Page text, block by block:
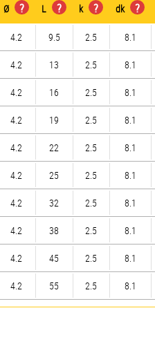
Ø ? L ? k ? dk ?
4.2 9.5 2.5 8.1
4.2 13 2.5 8.1
4.2 16 2.5 8.1
4.2 19 2.5 8.1
4.2 22 2.5 8.1
4.2 25 2.5 8.1
4.2 32 2.5 8.1
4.2 38 2.5 8.1
4.2 45 2.5 8.1
4.2 55 2.5 8.1